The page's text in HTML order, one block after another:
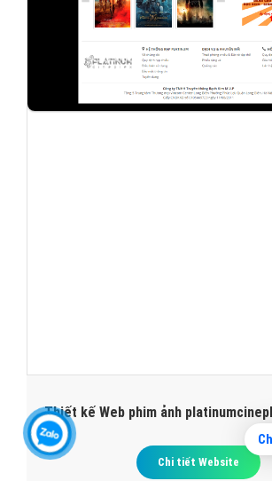
Thiết kế Web phim ảnh
Chi tiết Website